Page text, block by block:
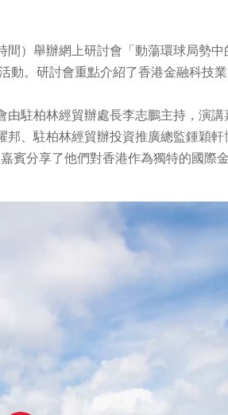
）舉辦網上研討會「動蕩環球局勢
。研討會重點介紹了香港金融科技業
駐柏林經貿辦處⾧李志鵬主持，演
、駐柏林經貿辦投資推廣總監鍾穎
賓分享了他們對香港作為獨特的國際